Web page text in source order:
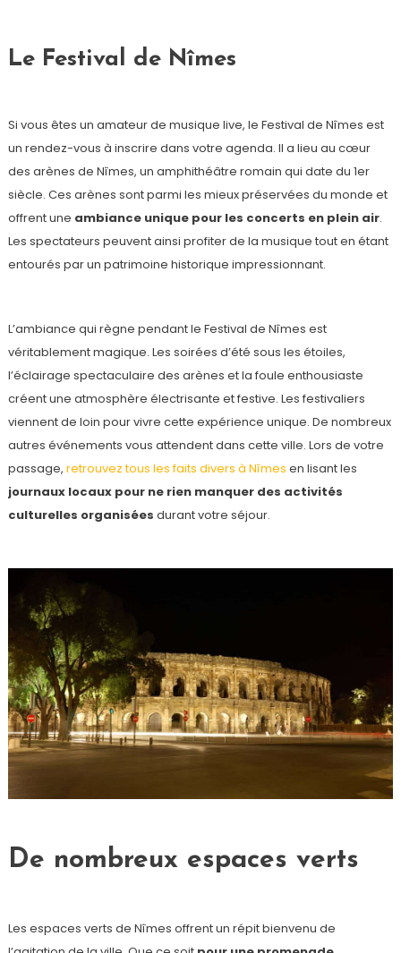
Le Festival de Nîmes
Si vous êtes un amateur de musique live, le Festival de Nîmes est
un rendez-vous à inscrire dans votre agenda. Il a lieu au cœur
des arènes de Nîmes, un amphithéâtre romain qui date du 1er
siècle. Ces arènes sont parmi les mieux préservées du monde et
offrent une ambiance unique pour les concerts en plein air.
Les spectateurs peuvent ainsi profiter de la musique tout en étant
entourés par un patrimoine historique impressionnant.
L’ambiance qui règne pendant le Festival de Nîmes est
véritablement magique. Les soirées d’été sous les étoiles,
l’éclairage spectaculaire des arènes et la foule enthousiaste
créent une atmosphère électrisante et festive. Les festivaliers
viennent de loin pour vivre cette expérience unique. De nombreux
autres événements vous attendent dans cette ville. Lors de votre
passage, retrouvez tous les faits divers à Nîmes en lisant les
journaux locaux pour ne rien manquer des activités
culturelles organisées durant votre séjour.
De nombreux espaces verts
Les espaces verts de Nîmes offrent un répit bienvenu de